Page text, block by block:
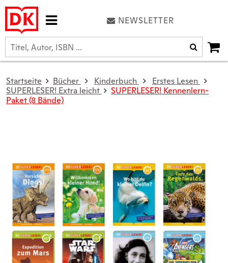
NEWSLETTER
Startseite Bücher Kinderbuch
Erstes Lesen
SUPERLESER! Extra leicht
SUPERLESER! Kennenlern-
Paket (8 Bände)